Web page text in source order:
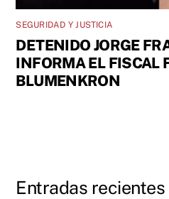
SEGURIDAD Y JUSTICIA
DETENIDO JORGE
INFORMA EL FISCAL
BLUMENKRON
Entradas recientes